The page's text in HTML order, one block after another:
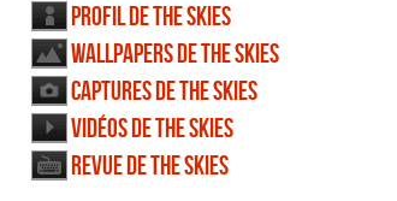
Profil de The Skies
Wallpapers de The Skies
Captures de The Skies
Vidéos de The Skies
Revue de The Skies